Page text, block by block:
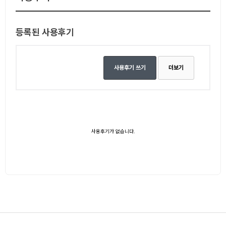
등록된 사용후기
사용후기 쓰기 더보기
사용후기가 없습니다.